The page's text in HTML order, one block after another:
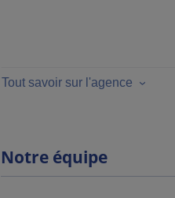
Tout savoir sur l'agence
Notre équipe